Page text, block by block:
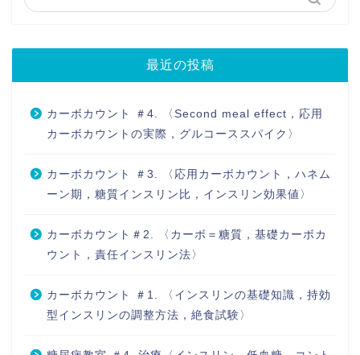
最近の投稿
カーボカウント ＃4. 〈Second meal effect，応用
カーボカウントの実際，グルコーススパイク〉
カーボカウント ＃3. 〈応用カーボカウント，ハネム
ーン期，糖質インスリン比，インスリン効果値〉
カーボカウント＃2. 〈カーボ＝糖質，基礎カーボカ
ウント，責任インスリン法〉
カーボカウント ＃1. 〈インスリンの基礎知識，持効
型インスリンの調整方法，絶食試験〉